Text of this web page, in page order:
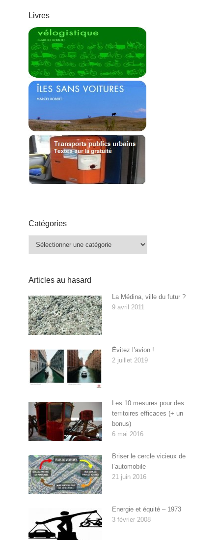
Livres
Catégories
Articles au hasard
La Médina, ville du futur ?
9 avril 2011
Évitez l’avion !
2 juillet 2019
Les 10 mesures pour des
territoires efficaces (+ un
bonus)
6 mai 2016
Briser le cercle vicieux de
l’automobile
21 juin 2016
Energie et équité – 1973
3 février 2008